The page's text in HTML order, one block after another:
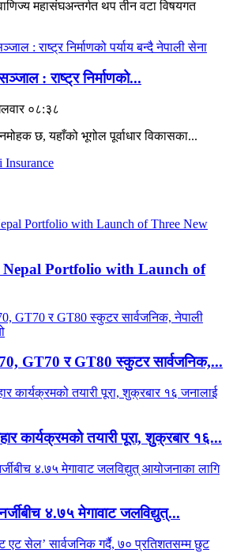
महासंघअन्तर्गत थप तीन वटा विषयगत
: राष्ट्र निर्माणको...
०८:३८
छ, यहाँको भूगोल पूर्वाधार विकासका...
Portfolio with Launch of
GT70 र GT80 स्कुटर सार्वजनिक,...
कार्यक्रमको तयारी पूरा, शुक्रबार १६...
४.७५ मेगावाट जलविद्युत्...